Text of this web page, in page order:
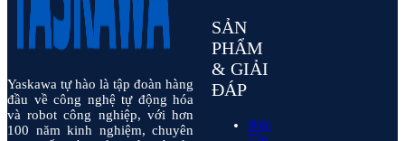
Yaskawa tự hào là tập đoàn hàng
đầu về công nghệ tự động hóa
và robot công nghiệp, với hơn
100 năm kinh nghiệm, chuyên
SẢN
PHẨM
& GIẢI
ĐÁP
Biến